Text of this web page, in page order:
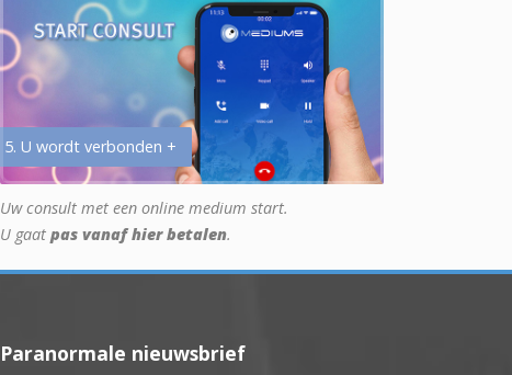
5. U wordt verbonden +
Uw consult met een online medium start.
U gaat pas vanaf hier betalen.
Paranormale nieuwsbrief